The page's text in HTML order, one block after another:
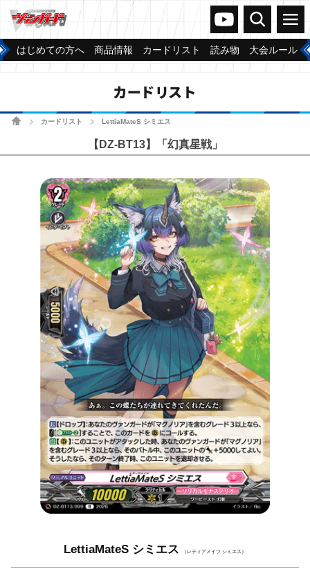
ヴァンガードch
検索 メニュー
はじめての方へ 商品情報 カードリスト 読み物 大会ルール
カードリスト
ホームカードリスト LettiaMateS シミエス
【DZ-BT13】「幻真星戦」
LettiaMateS シミエス （レティアメイツ シミエス）